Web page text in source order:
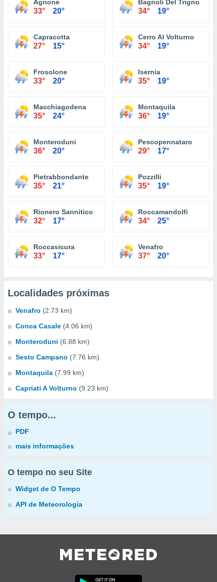
Agnone
33° 20°
Bagnoli Del Trigno
34° 19°
Capracotta
27° 15°
Cerro Al Volturno
34° 19°
Frosolone
33° 20°
Isernia
35° 19°
Macchiagodena
35° 24°
Montaquila
36° 19°
Monteroduni
36° 20°
Pescopennataro
29° 17°
Pietrabbondante
35° 21°
Pozzilli
35° 19°
Rionero Sannitico
32° 17°
Roccamandolfi
34° 25°
Roccasicura
33° 17°
Venafro
37° 20°
Localidades próximas
Venafro (2.73 km)
Conca Casale (4.06 km)
Monteroduni (6.88 km)
Sesto Campano (7.76 km)
Montaquila (7.99 km)
Capriati A Volturno (9.23 km)
O tempo...
PDF
mais informações
O tempo no seu Site
Widget de O Tempo
API de Meteorologia